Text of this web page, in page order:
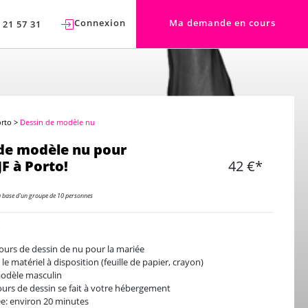
57 31 Connexion Ma demande en cours
> Dessin de modèle nu
modèle nu pour
à Porto!
42 €*
d'un groupe de 10 personnes
de dessin de nu pour la mariée
matériel à disposition (feuille de papier, crayon)
masculin
de dessin se fait à votre hébergement
environ 20 minutes